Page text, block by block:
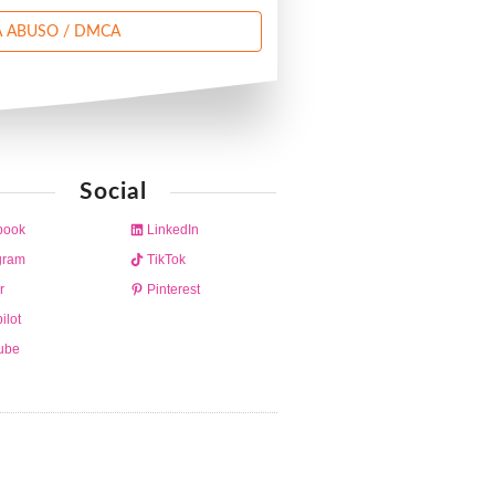
ABUSO / DMCA
Social
LinkedIn
TikTok
Pinterest